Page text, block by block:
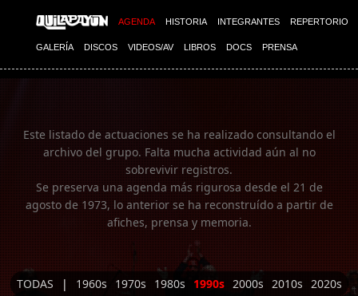
AGENDA HISTORIA INTEGRANTES REPERTORIO
GALERÍA DISCOS VIDEOS/AV LIBROS DOCS PRENSA
Imagen 01
Este listado de actuaciones se ha realizado consultando el
archivo del grupo. Falta mucha actividad aún al no
sobrevivir registros.
Se preserva una agenda más rigurosa desde el 21 de
agosto de 1973, lo anterior se ha reconstruído a partir de
afiches, prensa y memoria.
TODAS | 1960s 1970s 1980s 1990s 2000s 2010s 2020s